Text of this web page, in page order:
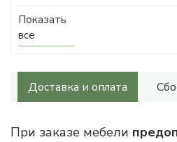
Показать
все
Доставка и оплата
При заказе мебели